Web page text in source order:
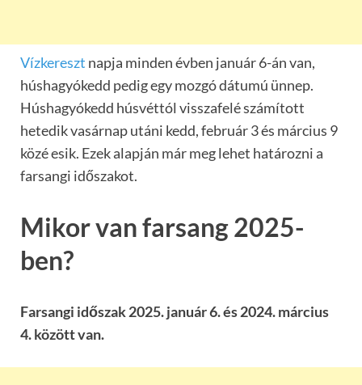
Vízkereszt napja minden évben január 6-án van,
húshagyókedd pedig egy mozgó dátumú ünnep.
Húshagyókedd húsvéttól visszafelé számított
hetedik vasárnap utáni kedd, február 3 és március 9
közé esik. Ezek alapján már meg lehet határozni a
farsangi időszakot.
Mikor van farsang 2025-
ben?
Farsangi időszak 2025. január 6. és 2024. március
4. között van.